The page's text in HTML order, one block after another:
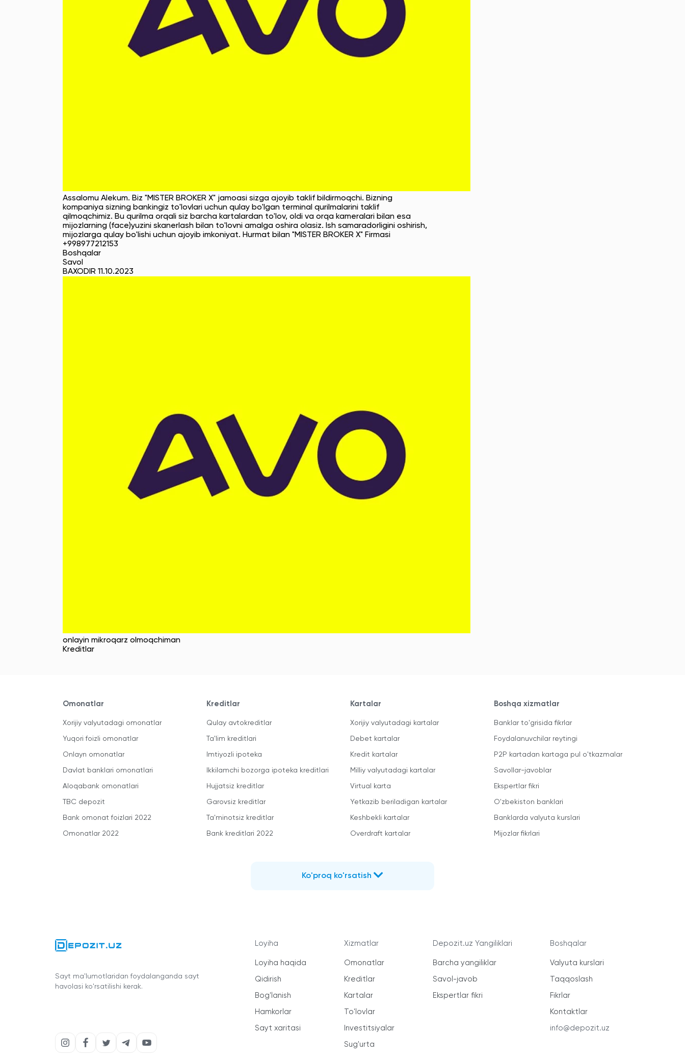
Assalomu Alekum. Biz "MISTER BROKER X" jamoasi sizga ajoyib taklif bildirmoqchi. Bizning
kompaniya sizning bankingiz to'lovlari uchun qulay bo'lgan terminal qurilmalarini taklif
qilmoqchimiz. Bu qurilma orqali siz barcha kartalardan to'lov, oldi va orqa kameralari bilan esa
mijozlarning (face)yuzini skanerlash bilan to'lovni amalga oshira olasiz. Ish samaradorligini oshirish,
mijozlarga qulay bo'lishi uchun ajoyib imkoniyat. Hurmat bilan "MISTER BROKER X" Firmasi
+998977212153
Boshqalar
Savol
BAXODIR 11.10.2023
onlayin mikroqarz olmoqchiman
Kreditlar
Omonatlar
Xorijiy valyutadagi omonatlar
Yuqori foizli omonatlar
Onlayn omonatlar
Davlat banklari omonatlari
Aloqabank omonatlari
TBC depozit
Bank omonat foizlari 2022
Omonatlar 2022
Kreditlar
Qulay avtokreditlar
Ta'lim kreditlari
Imtiyozli ipoteka
Ikkilamchi bozorga ipoteka kreditlari
Hujjatsiz kreditlar
Garovsiz kreditlar
Ta'minotsiz kreditlar
Bank kreditlari 2022
Kartalar
Xorijiy valyutadagi kartalar
Debet kartalar
Kredit kartalar
Milliy valyutadagi kartalar
Virtual karta
Yetkazib beriladigan kartalar
Keshbekli kartalar
Overdraft kartalar
Boshqa xizmatlar
Banklar to'grisida fikrlar
Foydalanuvchilar reytingi
P2P kartadan kartaga pul o'tkazmalar
Savollar-javoblar
Ekspertlar fikri
O'zbekiston banklari
Banklarda valyuta kurslari
Mijozlar fikrlari
Ko'proq ko'rsatish
Sayt ma'lumotlaridan foydalanganda sayt
havolasi ko'rsatilishi kerak.
Loyiha
Loyiha haqida
Qidirish
Bog'lanish
Hamkorlar
Sayt xaritasi
Xizmatlar
Omonatlar
Kreditlar
Kartalar
To'lovlar
Investitsiyalar
Sug'urta
Depozit.uz Yangiliklari
Barcha yangiliklar
Savol-javob
Ekspertlar fikri
Boshqalar
Valyuta kurslari
Taqqoslash
Fikrlar
Kontaktlar
info@depozit.uz